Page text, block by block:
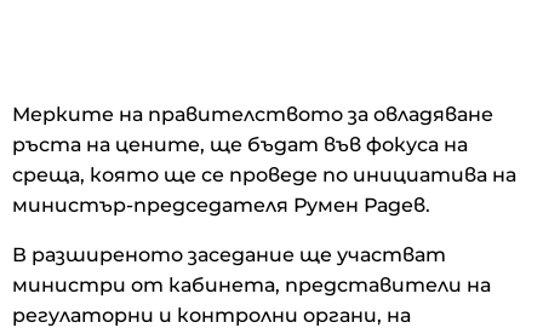
Мерките на правителството за овладяване
ръста на цените, ще бъдат във фокуса на
среща, която ще се проведе по инициатива на
министър-председателя Румен Радев.
В разширеното заседание ще участват
министри от кабинета, представители на
регулаторни и контролни органи, на